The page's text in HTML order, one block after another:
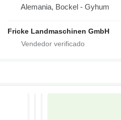
Alemania, Bockel - Gyhum
Fricke Landmaschinen GmbH